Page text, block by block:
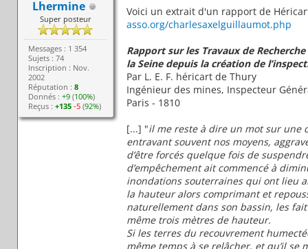
Lhermine
Super posteur
Messages : 1 354
Sujets : 74
Inscription : Nov.
2002
Réputation :8
Donnés :+9 (100%)
Reçus :+135 -5 (92%)
Voici un extrait d'un rapport de
asso.org/charlesaxelguillaumot.php
Rapport sur les Travaux de
la Seine depuis la création de
Par L. E. F. héricart de Thury
Ingénieur des mines, Inspecteur
Paris - 1810
[...] "il me reste à dire un mot sur une
entravant souvent nos moyens,
d’être forcés quelque fois de
d’empêchement ait commencé à
inondations souterraines qui ont lieu
la hauteur alors comprimant et
naturellement dans son bassin, les
même trois mètres de hauteur.
Si les terres du recouvrement
même temps à se relâcher, et qu’il se